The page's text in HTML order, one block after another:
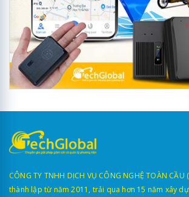
CÔNG TY TNHH DỊCH VỤ CÔNG NGHỆ TOÀN
thành lập từ năm 2011, trải qua hơn 15 năm xây